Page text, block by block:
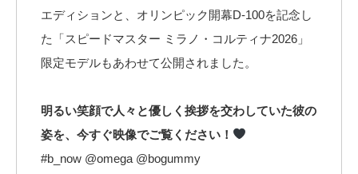
エディションと、オリンピック開幕D-100を記念し
た「スピードマスター ミラノ・コルティナ2026」
限定モデルもあわせて公開されました。
明るい笑顔で人々と優しく挨拶を交わしていた彼の
姿を、今すぐ映像でご覧ください！
#b_now @omega @bogummy